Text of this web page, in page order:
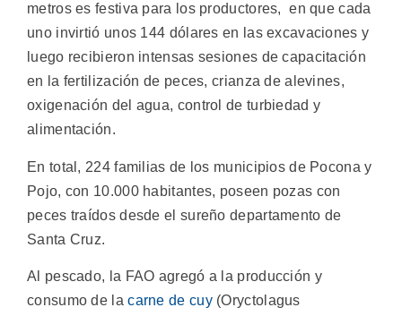
metros es festiva para los productores, en que cada
uno invirtió unos 144 dólares en las excavaciones y
luego recibieron intensas sesiones de capacitación
en la fertilización de peces, crianza de alevines,
oxigenación del agua, control de turbiedad y
alimentación.
En total, 224 familias de los municipios de Pocona y
Pojo, con 10.000 habitantes, poseen pozas con
peces traídos desde el sureño departamento de
Santa Cruz.
Al pescado, la FAO agregó a la producción y
consumo de lacarne de cuy(Oryctolagus